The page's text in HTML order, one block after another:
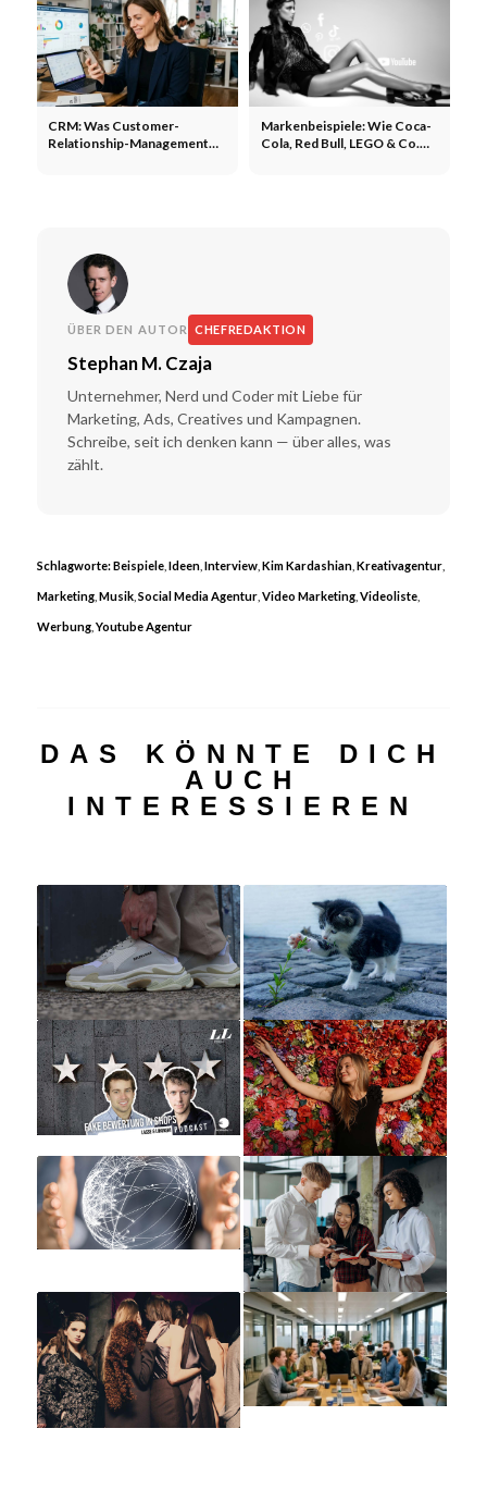
CRM: Was Customer-
Relationship-Management
Markenbeispiele: Wie Coca-
Cola, Red Bull, LEGO & Co.
ÜBER DEN AUTOR CHEFREDAKTION
Stephan M. Czaja
Unternehmer, Nerd und Coder mit Liebe für
Marketing, Ads, Creatives und Kampagnen.
Schreibe, seit ich denken kann — über alles, was
zählt.
Schlagworte:Beispiele, Ideen, Interview, Kim Kardashian, Kreativagentur,
Marketing, Musik, Social Media Agentur, Video Marketing, Videoliste,
Werbung, Youtube Agentur
DAS KÖNNTE DICH
AUCH
INTERESSIEREN